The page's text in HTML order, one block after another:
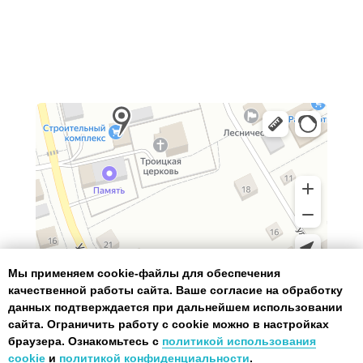
Мы применяем cookie-файлы для обеспечения
качественной работы сайта. Ваше согласие на обработку
данных подтверждается при дальнейшем использовании
сайта. Ограничить работу с cookie можно в настройках
браузера. Ознакомьтесь с политикой использования
cookie и политикой конфиденциальности.